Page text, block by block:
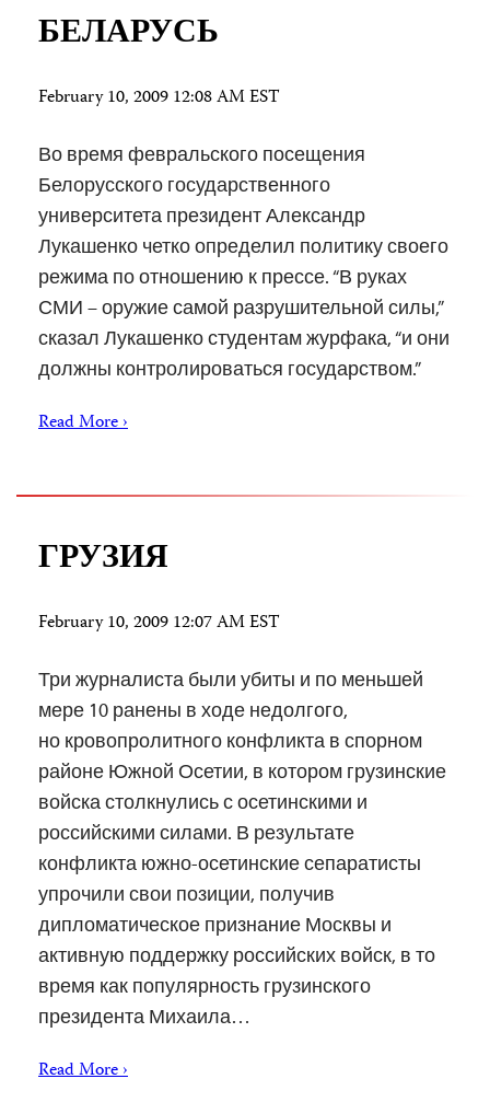
БЕЛАРУСЬ
February 10, 2009 12:08 AM EST
Во время февральского посещения
Белорусского государственного
университета президент Александр
Лукашенко четко определил политику своего
режима по отношению к прессе. “В руках
СМИ – оружие самой разрушительной силы,”
сказал Лукашенко студентам журфака, “и они
должны контролироваться государством.”
Read More ›
ГРУЗИЯ
February 10, 2009 12:07 AM EST
Три журналиста были убиты и по меньшей
мере 10 ранены в ходе недолгого,
но кровопролитного конфликта в спорном
районе Южной Осетии, в котором грузинские
войска столкнулись с осетинскими и
российскими силами. В результате
конфликта южно-осетинские сепаратисты
упрочили свои позиции, получив
дипломатическое признание Москвы и
активную поддержку российских войск, в то
время как популярность грузинского
президента Михаила…
Read More ›